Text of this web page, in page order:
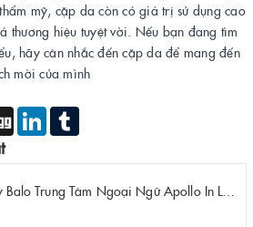
mỹ, cặp da còn có giá trị sử dụng cao
thương hiệu tuyệt vời. Nếu bạn đang tìm
hãy cân nhắc đến cặp da để mang đến
mời của mình
Digg LinkedIn
Xưởng May Balo Trung Tâm Ngoại Ngữ Apollo In Logo Giá Rẻ Tại Xưởng